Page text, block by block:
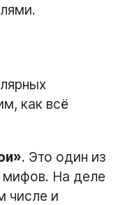
как всё
. Это один из
мифов. На деле
числе и